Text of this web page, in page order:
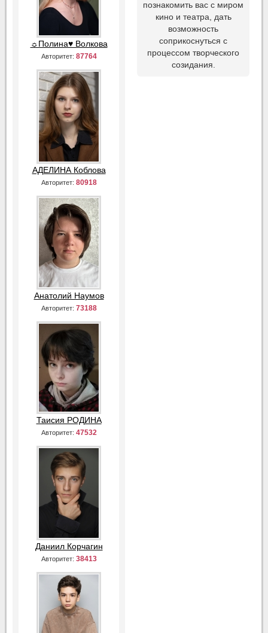
☼Полина♥ Волкова
Авторитет: 87764
АДЕЛИНА Коблова
Авторитет: 80918
Анатолий Наумов
Авторитет: 73188
Таисия РОДИНА
Авторитет: 47532
Даниил Корчагин
Авторитет: 38413
познакомить вас с миром
кино и театра, дать
возможность
соприкоснуться с
процессом творческого
созидания.